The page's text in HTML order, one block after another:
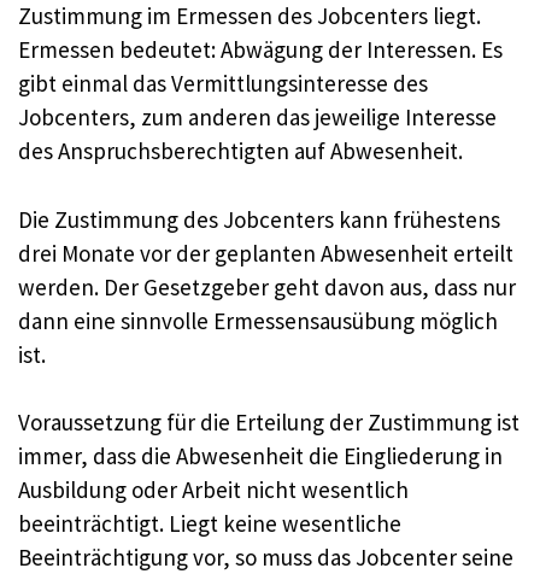
Zustimmung im Ermessen des Jobcenters liegt.
Ermessen bedeutet: Abwägung der Interessen. Es
gibt einmal das Vermittlungsinteresse des
Jobcenters, zum anderen das jeweilige Interesse
des Anspruchsberechtigten auf Abwesenheit.
Die Zustimmung des Jobcenters kann frühestens
drei Monate vor der geplanten Abwesenheit erteilt
werden. Der Gesetzgeber geht davon aus, dass nur
dann eine sinnvolle Ermessensausübung möglich
ist.
Voraussetzung für die Erteilung der Zustimmung ist
immer, dass die Abwesenheit die Eingliederung in
Ausbildung oder Arbeit nicht wesentlich
beeinträchtigt. Liegt keine wesentliche
Beeinträchtigung vor, so muss das Jobcenter seine